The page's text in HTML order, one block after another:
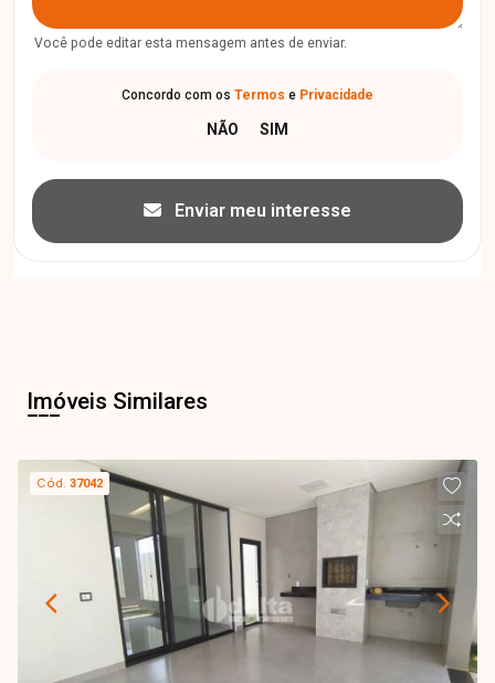
Você pode editar esta mensagem antes de enviar.
Concordo com os Termos e Privacidade
Enviar meu interesse
Imóveis Similares
Cód.37042